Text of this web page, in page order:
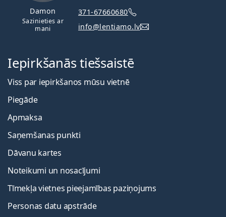
Damon
Sazinieties ar
mani
371-67660680
info@lentiamo.lv
Iepirkšanās tiešsaistē
Viss par iepirkšanos mūsu vietnē
Piegāde
Apmaksa
Saņemšanas punkti
Dāvanu kartes
Noteikumi un nosacījumi
Tīmekļa vietnes pieejamības paziņojums
Personas datu apstrāde